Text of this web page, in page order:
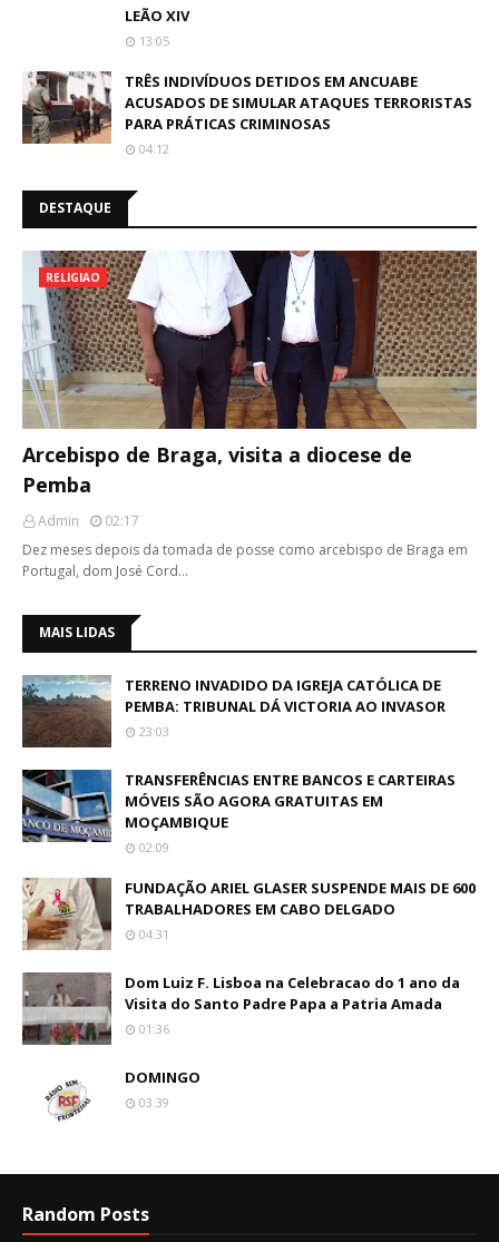
LEÃO XIV
13:05
TRÊS INDIVÍDUOS DETIDOS EM ANCUABE
ACUSADOS DE SIMULAR ATAQUES TERRORISTAS
PARA PRÁTICAS CRIMINOSAS
04:12
DESTAQUE
RELIGIAO
Arcebispo de Braga, visita a diocese de
Pemba
Admin
02:17
Dez meses depois da tomada de posse como arcebispo de Braga em
Portugal, dom José Cord…
MAIS LIDAS
TERRENO INVADIDO DA IGREJA CATÓLICA DE
PEMBA: TRIBUNAL DÁ VICTORIA AO INVASOR
23:03
TRANSFERÊNCIAS ENTRE BANCOS E CARTEIRAS
MÓVEIS SÃO AGORA GRATUITAS EM
MOÇAMBIQUE
02:09
FUNDAÇÃO ARIEL GLASER SUSPENDE MAIS DE 600
TRABALHADORES EM CABO DELGADO
04:31
Dom Luiz F. Lisboa na Celebracao do 1 ano da
Visita do Santo Padre Papa a Patria Amada
01:36
DOMINGO
03:39
Random Posts